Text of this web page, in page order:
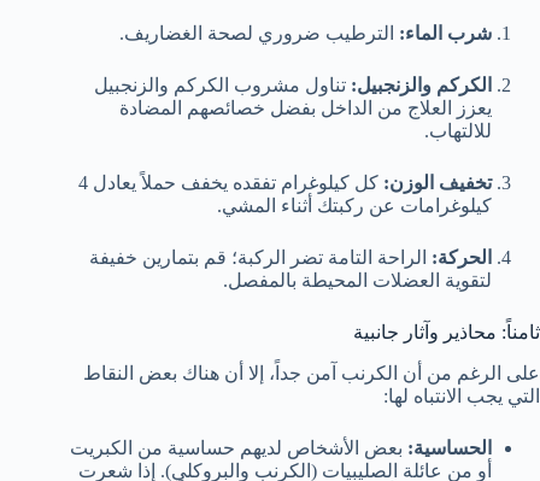
شرب الماء: الترطيب ضروري لصحة الغضاريف.
الكركم والزنجبيل: تناول مشروب الكركم والزنجبيل
يعزز العلاج من الداخل بفضل خصائصهم المضادة
للالتهاب.
تخفيف الوزن:
كل كيلوغرام تفقده يخفف حملاً يعادل 4
كيلوغرامات عن ركبتك أثناء المشي.
الحركة: الراحة التامة تضر الركبة؛ قم بتمارين خفيفة
لتقوية العضلات المحيطة بالمفصل.
ثامناً: محاذير وآثار جانبية
على الرغم من أن الكرنب آمن جداً، إلا أن هناك بعض النقاط
التي يجب الانتباه لها:
الحساسية: بعض الأشخاص لديهم حساسية من الكبريت
أو من عائلة الصليبيات (الكرنب والبروكلي). إذا شعرت